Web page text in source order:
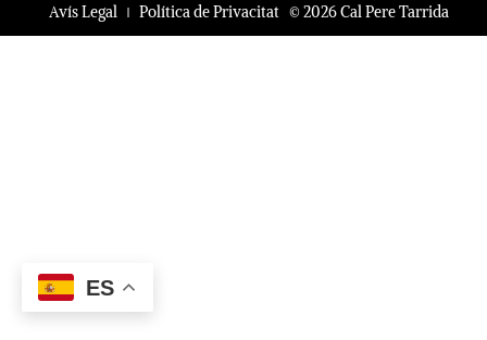
© 2026 Cal Pere Tarrida
Avís Legal Política de Privacitat
ES